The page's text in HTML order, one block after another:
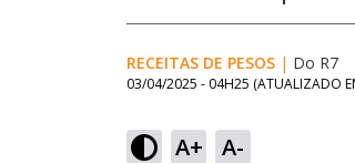
RECEITAS DE PESOS | Do R7
03/04/2025 - 04H25 (ATUALIZADO
A+ A-